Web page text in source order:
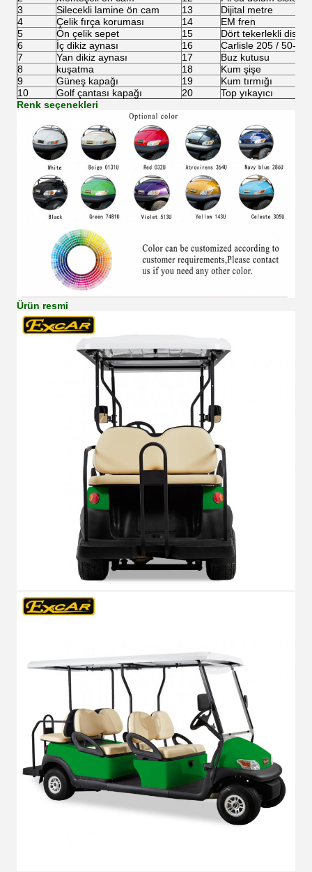
3
Silecekli lamine ön cam 13
Dijital metre
4
Çelik fırça koruması 14
EM fren
5
Ön çelik sepet 15
Dört tekerlekli disk
6
İç dikiz aynası 16
Carlisle 205 / 50-10
7
Yan dikiz aynası 17
Buz kutusu
8
kuşatma 18
Kum şişe
9
Güneş kapağı 19
Kum tırmığı
10
Golf çantası kapağı 20
Top yıkayıcı
Renk seçenekleri
Ürün resmi